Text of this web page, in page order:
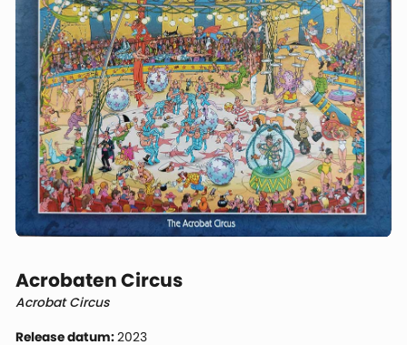
Acrobaten Circus
Acrobat Circus
Release datum:2023